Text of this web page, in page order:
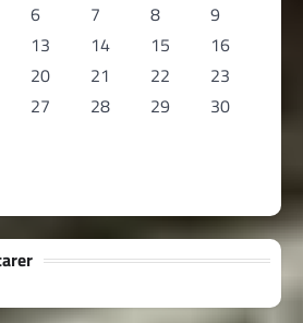
6 7 8
9
13 14 15
16
20 21 22
23
27 28 29
30